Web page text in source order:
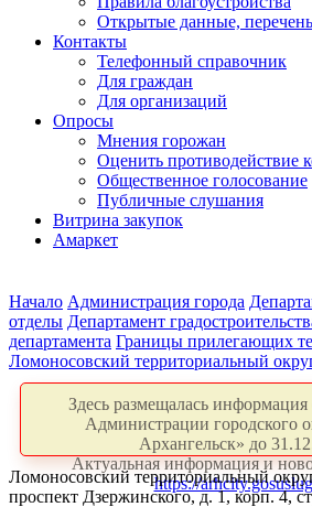
Открытые данные, перечень
Контакты
Телефонный справочник
Для граждан
Для организаций
Опросы
Мнения горожан
Оценить противодействие
Общественное голосование
Публичные слушания
Витрина закупок
Амаркет
Начало Администрация города
отделы Департамент
департамента Границы прилегающих
Ломоносовский территориальный
Здесь размещалась информация
Администрации городского
Архангельск» до
Актуальная информация и
https://
Ломоносовский территориальный
проспект Дзержинского, д. 1, корп. 4,